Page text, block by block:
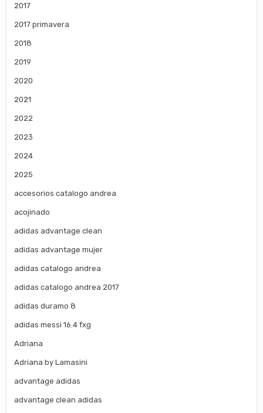
2017
2017 primavera
2018
2019
2020
2021
2022
2023
2024
2025
accesorios catalogo andrea
acojinado
adidas advantage clean
adidas advantage mujer
adidas catalogo andrea
adidas catalogo andrea 2017
adidas duramo 8
adidas messi 16.4 fxg
Adriana
Adriana by Lamasini
advantage adidas
advantage clean adidas